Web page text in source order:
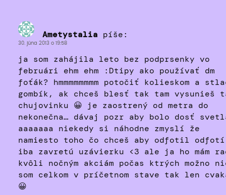
Ametystalia píše:
30. júna 2013 o 19:58
ja som zahájila leto bez podprsenky vo
februári ehm ehm :Dtipy ako používať dm
foťák? hmmmmmmmm potočiť kolieskom a
gombík, ak chceš blesť tak tam vysunieš
chujovinku 😀 je zaostrený od metra do
nekonečna… dávaj pozr aby bolo dosť
aaaaaaa niekedy si náhodne zmyslí že
namiesto toho čo chceš aby odfotil odfotí
iba zavretú uzávierku <3 ale ja ho mám
kvôli nočným akciám počas ktrých možno
som celkom v príčetnom stave tak len
😀